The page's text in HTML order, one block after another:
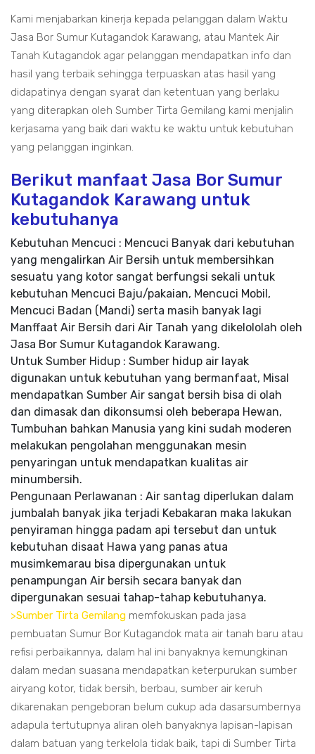
Kami menjabarkan kinerja kepada pelanggan dalam Waktu
Jasa Bor Sumur Kutagandok Karawang, atau Mantek Air
Tanah Kutagandok agar pelanggan mendapatkan info dan
hasil yang terbaik sehingga terpuaskan atas hasil yang
didapatinya dengan syarat dan ketentuan yang berlaku
yang diterapkan oleh Sumber Tirta Gemilang kami menjalin
kerjasama yang baik dari waktu ke waktu untuk kebutuhan
yang pelanggan inginkan.
Berikut manfaat Jasa Bor Sumur
Kutagandok Karawang untuk
kebutuhanya
Kebutuhan Mencuci : Mencuci Banyak dari kebutuhan
yang mengalirkan Air Bersih untuk membersihkan
sesuatu yang kotor sangat berfungsi sekali untuk
kebutuhan Mencuci Baju/pakaian, Mencuci Mobil,
Mencuci Badan (Mandi) serta masih banyak lagi
Manffaat Air Bersih dari Air Tanah yang dikelololah oleh
Jasa Bor Sumur Kutagandok Karawang.
Untuk Sumber Hidup : Sumber hidup air layak
digunakan untuk kebutuhan yang bermanfaat, Misal
mendapatkan Sumber Air sangat bersih bisa di olah
dan dimasak dan dikonsumsi oleh beberapa Hewan,
Tumbuhan bahkan Manusia yang kini sudah moderen
melakukan pengolahan menggunakan mesin
penyaringan untuk mendapatkan kualitas air
minumbersih.
Pengunaan Perlawanan : Air santag diperlukan dalam
jumbalah banyak jika terjadi Kebakaran maka lakukan
penyiraman hingga padam api tersebut dan untuk
kebutuhan disaat Hawa yang panas atua
musimkemarau bisa dipergunakan untuk
penampungan Air bersih secara banyak dan
dipergunakan sesuai tahap-tahap kebutuhanya.
>Sumber Tirta Gemilang memfokuskan pada jasa
pembuatan Sumur Bor Kutagandok mata air tanah baru atau
refisi perbaikannya, dalam hal ini banyaknya kemungkinan
dalam medan suasana mendapatkan keterpurukan sumber
airyang kotor, tidak bersih, berbau, sumber air keruh
dikarenakan pengeboran belum cukup ada dasarsumbernya
adapula tertutupnya aliran oleh banyaknya lapisan-lapisan
dalam batuan yang terkelola tidak baik, tapi di Sumber Tirta